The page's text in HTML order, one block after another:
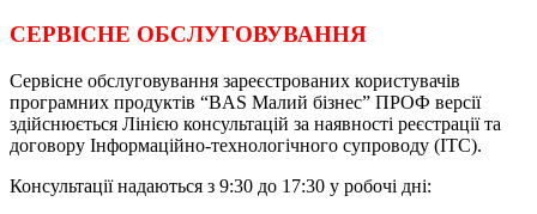
СЕРВІСНЕ ОБСЛУГОВУВАННЯ
Сервісне обслуговування зареєстрованих користувачів
програмних продуктів “BAS Малий бізнес” ПРОФ версії
здійснюється Лінією консультацій за наявності реєстрації та
договору Інформаційно-технологічного супроводу (ІТС).
Консультації надаються з 9:30 до 17:30 у робочі дні: